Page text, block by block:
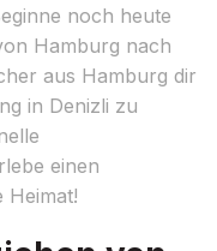
noch heute
Hamburg nach
aus Hamburg dir
in Denizli zu
einen
Heimat!